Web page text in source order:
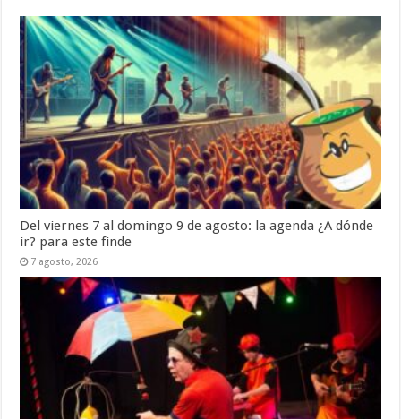
Del viernes 7 al domingo 9 de agosto: la agenda ¿A dónde
ir? para este finde
7 agosto, 2026